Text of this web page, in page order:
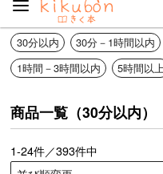
30分以内 30分－1時間以内
1時間－3時間以内
5時間以
商品一覧（30分以内）
1-24件／393件中